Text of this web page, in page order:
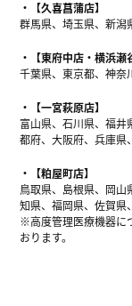
【久喜菖蒲店】
群馬県、埼玉県、新潟
【東府中店・横浜瀬
千葉県、東京都、神奈
【一宮萩原店】
富山県、石川県、福
都府、大阪府、兵庫県
【粕屋町店】
鳥取県、島根県、岡
知県、福岡県、佐賀県
※高度管理医療機器に
おります。